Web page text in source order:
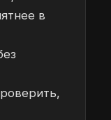
в